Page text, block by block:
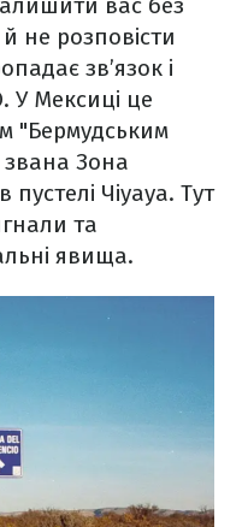
не розповісти
зв’язок і
У Мексиці це
"Бермудським
звана Зона
Чіуауа. Тут
та
явища.